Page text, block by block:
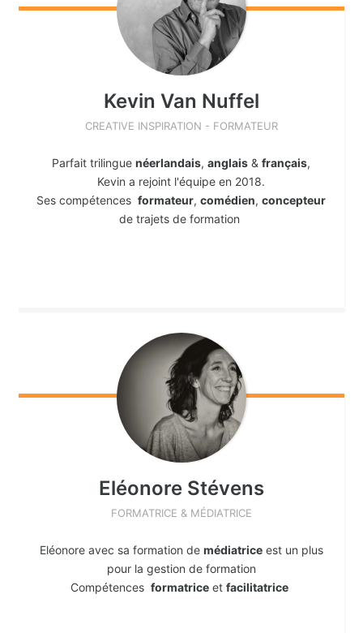
Kevin Van Nuffel
CREATIVE INSPIRATION - FORMATEUR
Parfait trilinguenéerlandais,anglais &français,
Kevin a rejoint l'équipe en 2018.
Ses compétencesformateur,comédien,concepteur
de trajets de formation
Eléonore Stévens
FORMATRICE & MÉDIATRICE
Eléonore avec sa formation de médiatriceest un plus
pour la gestion de formation
Compétencesformatrice etfacilitatrice